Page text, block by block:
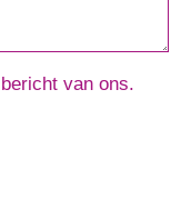
van ons.